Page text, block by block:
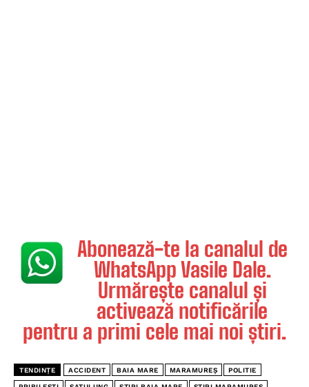
Abonează-te la canalul de
WhatsApp Vasile Dale.
Urmărește canalul și
activează notificările
pentru a primi cele mai noi știri.
TENDINȚE ACCIDENT BAIA MARE MARAMUREȘ POLITIE